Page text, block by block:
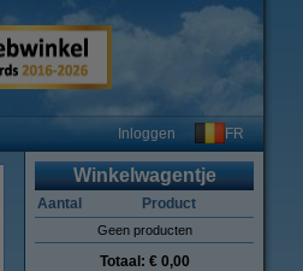
Inloggen FR
Winkelwagentje
Aantal Product
Geen producten
Totaal: € 0,00